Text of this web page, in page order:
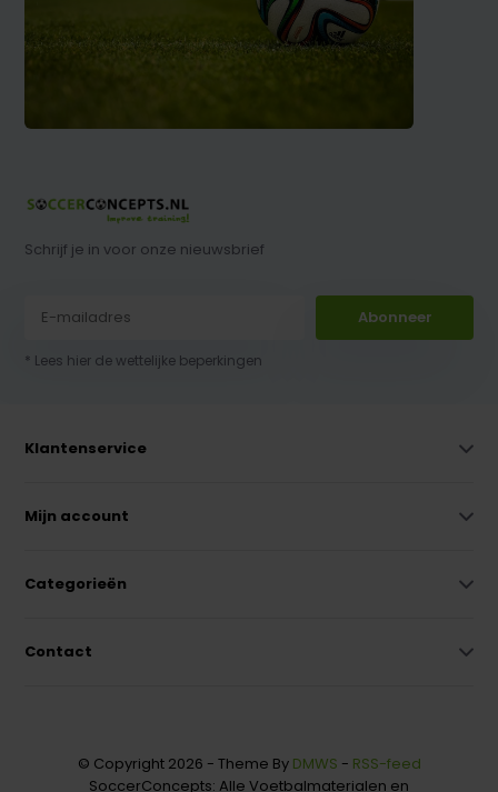
Schrijf je in voor onze nieuwsbrief
Abonneer
* Lees hier de wettelijke beperkingen
Klantenservice
Mijn account
Categorieën
Contact
© Copyright 2026 - Theme By DMWS - RSS-feed
SoccerConcepts: Alle Voetbalmaterialen en